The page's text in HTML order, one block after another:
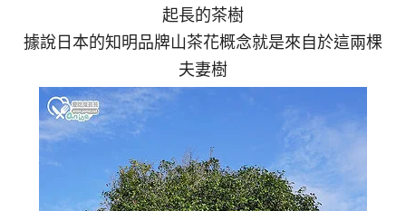
起長的茶樹
據說日本的知明品牌山茶花概念就是來自於這兩棵
夫妻樹